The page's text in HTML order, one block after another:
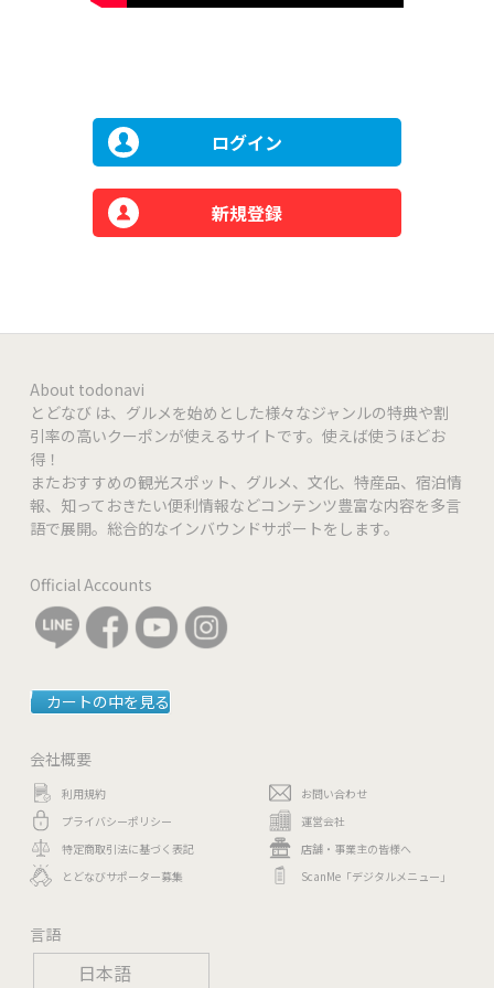
日本語
ログイン
新規登録
About todonavi
とどなび は、グルメを始めとした様々なジャンルの特典や割
引率の高いクーポンが使えるサイトです。使えば使うほどお
得！
またおすすめの観光スポット、グルメ、文化、特産品、宿泊情
報、知っておきたい便利情報などコンテンツ豊富な内容を多言
語で展開。総合的なインバウンドサポートをします。
Official Accounts
カートの中を見る
会社概要
利用規約
プライバシーポリシー
特定商取引法に基づく表記
とどなびサポーター募集
お問い合わせ
運営会社
店舗・事業主の皆様へ
ScanMe「デジタルメニュー」
言語